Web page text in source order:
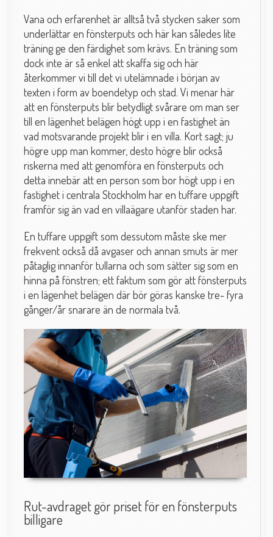
Vana och erfarenhet är alltså två stycken saker som
underlättar en fönsterputs och här kan således lite
träning ge den färdighet som krävs. En träning som
dock inte är så enkel att skaffa sig och här
återkommer vi till det vi utelämnade i början av
texten i form av boendetyp och stad. Vi menar här
att en fönsterputs blir betydligt svårare om man ser
till en lägenhet belägen högt upp i en fastighet än
vad motsvarande projekt blir i en villa. Kort sagt; ju
högre upp man kommer, desto högre blir också
riskerna med att genomföra en fönsterputs och
detta innebär att en person som bor högt upp i en
fastighet i centrala Stockholm har en tuffare uppgift
framför sig än vad en villaägare utanför staden har.
En tuffare uppgift som dessutom måste ske mer
frekvent också då avgaser och annan smuts är mer
påtaglig innanför tullarna och som sätter sig som en
hinna på fönstren; ett faktum som gör att fönsterputs
i en lägenhet belägen där bör göras kanske tre- fyra
gånger/år snarare än de normala två.
Rut-avdraget gör priset för en fönsterputs
billigare